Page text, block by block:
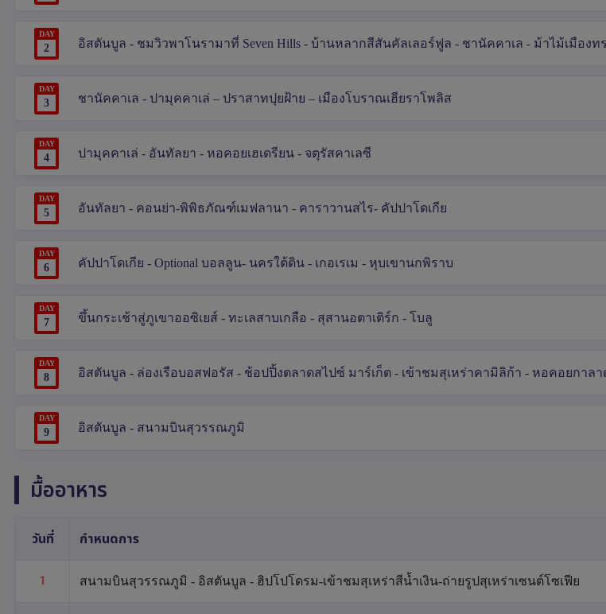
DAY
2 อิสตันบูล - ชมวิวพาโนรามาที่ Seven Hills - บ้านหลากสีสันคัลเลอร์ฟูล - ชานัคคาเล - ม้าไม้เมืองท
DAY
3 ชานัคคาเล - ปามุคคาเล่ – ปราสาทปุยฝ้าย – เมืองโบราณเฮียราโพลิส
DAY
4 ปามุคคาเล่ - อันทัลยา - หอคอยเฮเดรียน - จตุรัสคาเลซี
DAY
5 อันทัลยา - คอนย่า-พิพิธภัณฑ์เมฟลานา - คาราวานสไร- คัปปาโดเกีย
DAY
6 คัปปาโดเกีย - Optional บอลลูน- นครใต้ดิน - เกอเรเม - หุบเขานกพิราบ
DAY
7 ขึ้นกระเช้าสู่ภูเขาออซิเยส์ - ทะเลสาบเกลือ - สุสานอตาเติร์ก - โบลู
DAY
8 อิสตันบูล - ล่องเรือบอสฟอรัส - ช้อปปิ้งตลาดสไปซ์ มาร์เก็ต - เข้าชมสุเหร่าคามิลิก้า - หอคอยกาล
DAY
9 อิสตันบูล - สนามบินสุวรรณภูมิ
มื้ออาหาร
วันที่ กำหนดการ
1 สนามบินสุวรรณภูมิ - อิสตันบูล - ฮิปโปโดรม-เข้าชมสุเหร่าสีน้ำเงิน-ถ่ายรูปสุเหร่าเซนต์โซเฟีย